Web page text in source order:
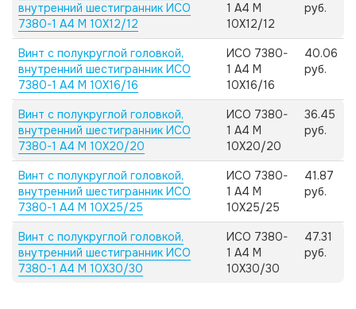
внутренний шестигранник ИСО
7380-1 А4 M 10X12/12
1 А4 M
10X12/12
руб.
Винт с полукруглой головкой,
внутренний шестигранник ИСО
7380-1 А4 M 10X16/16
ИСО 7380-
1 А4 M
10X16/16
40.06
руб.
Винт с полукруглой головкой,
внутренний шестигранник ИСО
7380-1 А4 M 10X20/20
ИСО 7380-
1 А4 M
10X20/20
36.45
руб.
Винт с полукруглой головкой,
внутренний шестигранник ИСО
7380-1 А4 M 10X25/25
ИСО 7380-
1 А4 M
10X25/25
41.87
руб.
Винт с полукруглой головкой,
внутренний шестигранник ИСО
7380-1 А4 M 10X30/30
ИСО 7380-
1 А4 M
10X30/30
47.31
руб.